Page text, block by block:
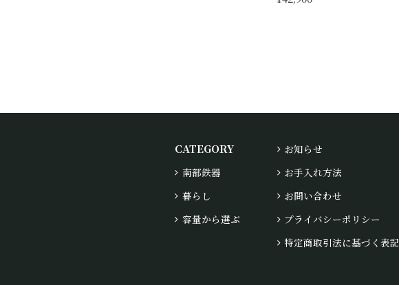
CATEGORY
南部鉄器
暮らし
容量から選ぶ
お知らせ
お手入れ方法
お問い合わせ
プライバシーポリシー
特定商取引法に基づく表記